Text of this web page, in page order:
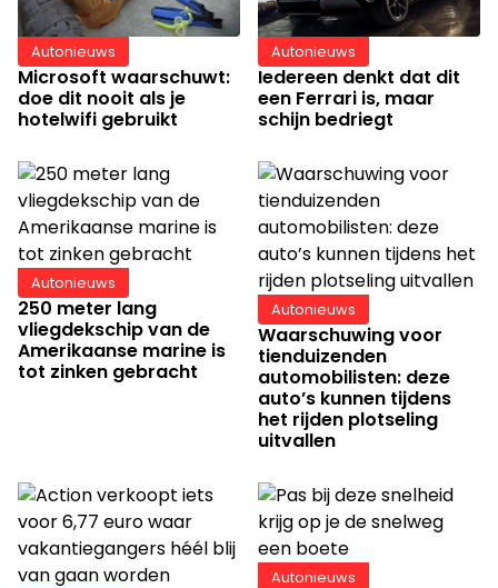
Autonieuws
Microsoft waarschuwt:
doe dit nooit als je
hotelwifi gebruikt
Autonieuws
Iedereen denkt dat dit
een Ferrari is, maar
schijn bedriegt
Autonieuws
250 meter lang
vliegdekschip van de
Amerikaanse marine is
tot zinken gebracht
Autonieuws
Waarschuwing voor
tienduizenden
automobilisten: deze
auto’s kunnen tijdens
het rijden plotseling
uitvallen
Autonieuws